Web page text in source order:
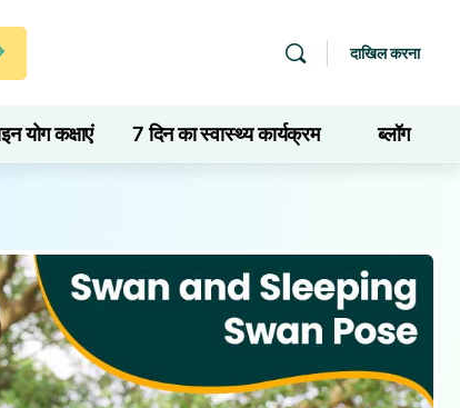
दाखिल करना
योग कक्षाएं 7 दिन का स्वास्थ्य कार्यक्रम ब्लॉग